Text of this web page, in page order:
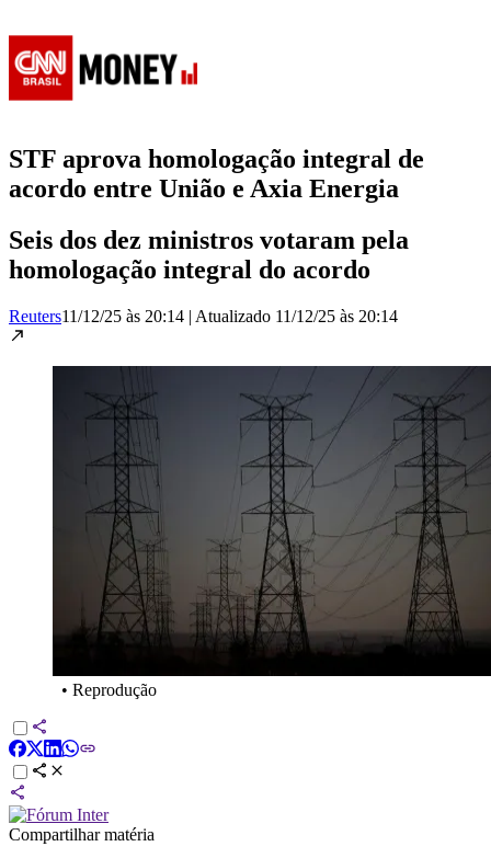
STF aprova homologação integral de
acordo entre União e Axia Energia
Seis dos dez ministros votaram pela
homologação integral do acordo
Reuters11/12/25 às 20:14 | Atualizado 11/12/25 às 20:14
• Reprodução
Compartilhar matéria